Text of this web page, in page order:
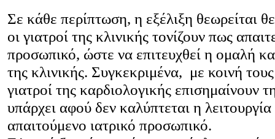
Σε κάθε περίπτωση, η εξέλιξη θεωρείται
οι γιατροί της κλινικής τονίζουν πως
προσωπικό, ώστε να επιτευχθεί η ομαλή
της κλινικής. Συγκεκριμένα, με κοινή
γιατροί της καρδιολογικής επισημαίνουν
υπάρχει αφού δεν καλύπτεται η
απαιτούμενο ιατρικό προσωπικό.